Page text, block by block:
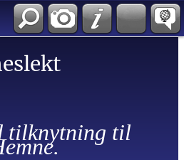
tilknytning til